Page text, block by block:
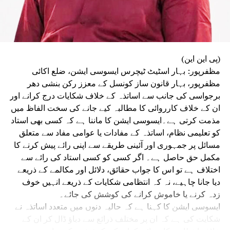
واقعات کی دوبارہ تکرار روکنے کے لیے ضروری ہدایات جاری
کی جائیں۔
واضح رہے کہ گزشتہ ماہ طلبہ تحریک کے دوران بہار بھر میں
شدید احتجاجی مظاہرے ہوئے تھے۔ اس دوران احتجاج کرنے والے
طلبہ و طالبات اور پولیس اہلکاروں کے درمیان متعدد مقامات
پر جھڑپیں ہوئیں۔ کئی شہروں میں پتھراؤ اور لاٹھی چارج کے
واقعات میں مظاہرین طلبہ زخمی ہوئے تھے۔
سیوان میں طلبہ تحریک نے پُرتشدد رخ اختیار کر لیا تھا۔
اپوزیشن کا الزام ہے کہ پولیس نے مظاہرین پر گولیاں چلائیں،
جس کے نتیجے میں تین طلبہ زخمی ہو گئے تھے۔ بعد ازاں
سیوان کے سپرنٹنڈنٹ آف پولیس (ایس پی) پورن کمار جھا نے اے
کے-47 سے فائرنگ کرنے والے کانسٹیبل ابھیشیک کمار کو معطل
کر دیا تھا۔ ہاتھ میں اے کے-47 تھامے فائرنگ کرتے ایک پولیس
اہلکار کی ویڈیو بھی سوشل میڈیا پر بڑے پیمانے پر وائرل ہوئی
تھی۔
(پی این این)
مظفرپور: بہار اسٹیٹ ٹیچرس ایسوسی ایشن، ضلع اکائی
مظفرپور، بہار قانون ساز کونسل کے معزز رکن بنشی دھر
برجواسی کی جانب سے اساتذہ کے خلاف شکایات درج کرانے اور
ان کے خلاف کارروائی کا مطالبہ کیے جانے کی سخت الفاظ میں
مذمت کرتی ہے۔ایسوسی ایشن کا ماننا ہے کہ کسی بھی استاد
کو تعلیمی نظام، اساتذہ کے مفادات یا عوامی مفاد سے متعلق
مسائل پر جمہوری اور آئینی طریقے سے اپنی رائے پیش کرنے کا
مکمل حق حاصل ہے۔ اگر کسی کو کسی استاد کی رائے سے
اختلاف ہے تو اس کا جواب حقائق، دلائل اور مکالمے کے ذریعے
دیا جانا چاہیے، نہ کہ انتظامی شکایات کے ذریعے انہیں خوف
زدہ کرنے یا خاموش کرانے کی کوشش کی جائے۔
ایسوسی ایشن کا کہنا ہے کہ حالیہ دنوں میں متعدد اساتذہ نے